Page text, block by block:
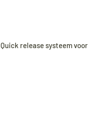
release systeem voor